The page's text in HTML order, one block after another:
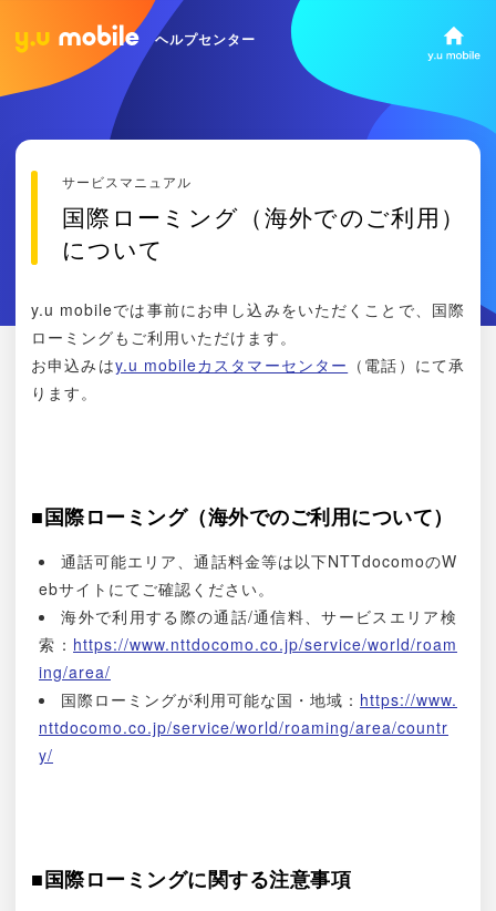
ヘルプセンター
サービスマニュアル
国際ローミング（海外でのご利用）
について
y.u mobileでは事前にお申し込みをいただくことで、国際
ローミングもご利用いただけます。
お申込みはy.u mobileカスタマーセンター （電話）にて承
ります。
■国際ローミング（海外でのご利用について）
通話可能エリア、通話料金等は以下NTTdocomoのW
ebサイトにてご確認ください。
海外で利用する際の通話/通信料、サービスエリア検
索： https://www.nttdocomo.co.jp/service/world/roam
ing/area/
国際ローミングが利用可能な国・地域： https://www.
nttdocomo.co.jp/service/world/roaming/area/countr
y/
■国際ローミングに関する注意事項